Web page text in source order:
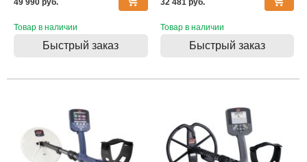
Товар в наличии
Быстрый заказ
Товар в наличии
Быстрый заказ